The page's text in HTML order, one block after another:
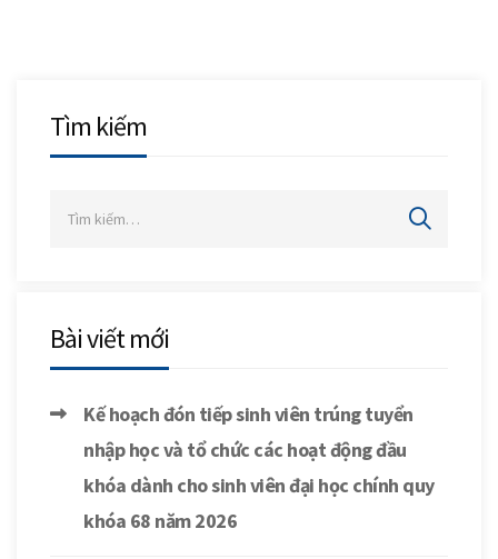
Tìm kiếm
Bài viết mới
Kế hoạch đón tiếp sinh viên trúng tuyển
nhập học và tổ chức các hoạt động đầu
khóa dành cho sinh viên đại học chính quy
khóa 68 năm 2026